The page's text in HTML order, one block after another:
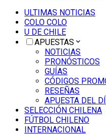
ULTIMAS NOTICIAS
COLO COLO
U DE CHILE
APUESTAS
NOTICIAS
PRONÓSTICOS
GUÍAS
CÓDIGOS
RESEÑAS
APUESTA DEL
SELECCIÓN CHILENA
FÚTBOL CHILENO
INTERNACIONAL